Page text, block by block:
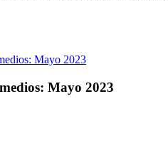
Mayo 2023
Mayo 2023